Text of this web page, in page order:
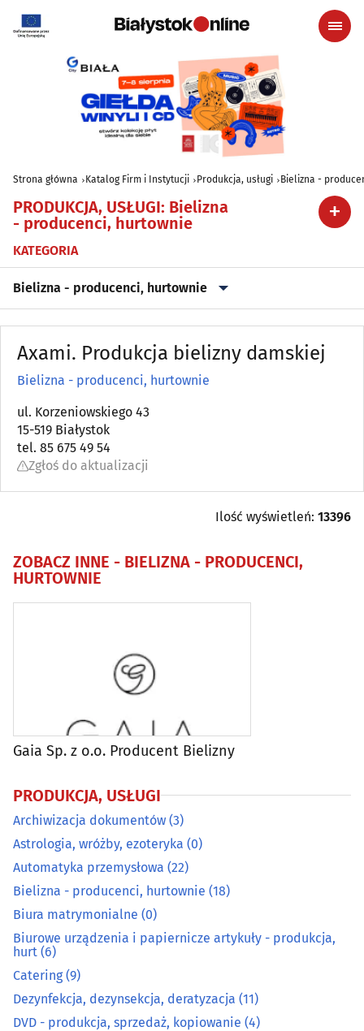
Strona główna Katalog Firm i Instytucji Produkcja, usługi Bielizna -
PRODUKCJA, USŁUGI: Bielizna
- producenci, hurtownie
KATEGORIA
Bielizna - producenci, hurtownie
Archiwizacja dokumentów(3)
Automatyka przemysłowa
Bielizna - producenci, hurtownie
Biura matrymonialne(0)
DVD - produkcja, sprzedaż, kopiowanie
Elektromechanika
Energetyka (22)
Fotografia - usługi(55)
Galwanizacja(3)
Gaz - dystrybucja, napełnianie (6)
Grawerstwo(9)
Kamieniarze (31)
Axami. Produkcja bielizny damskiej
Bielizna - producenci, hurtownie
ul. Korzeniowskiego 43
15-519 Białystok
tel. 85 675 49 54
Zgłoś do aktualizacji
Ilość wyświetleń: 13396
ZOBACZ INNE - BIELIZNA - PRODUCENCI,
HURTOWNIE
Gaia Sp. z o.o. Producent Bielizny
PRODUKCJA, USŁUGI
Archiwizacja dokumentów (3)
Astrologia, wróżby, ezoteryka (0)
Automatyka przemysłowa (22)
Bielizna - producenci, hurtownie (18)
Biura matrymonialne (0)
Biurowe urządzenia i papiernicze artykuły - produkcja,
hurt (6)
Catering(9)
Dezynfekcja, dezynsekcja, deratyzacja (11)
DVD - produkcja, sprzedaż, kopiowanie (4)